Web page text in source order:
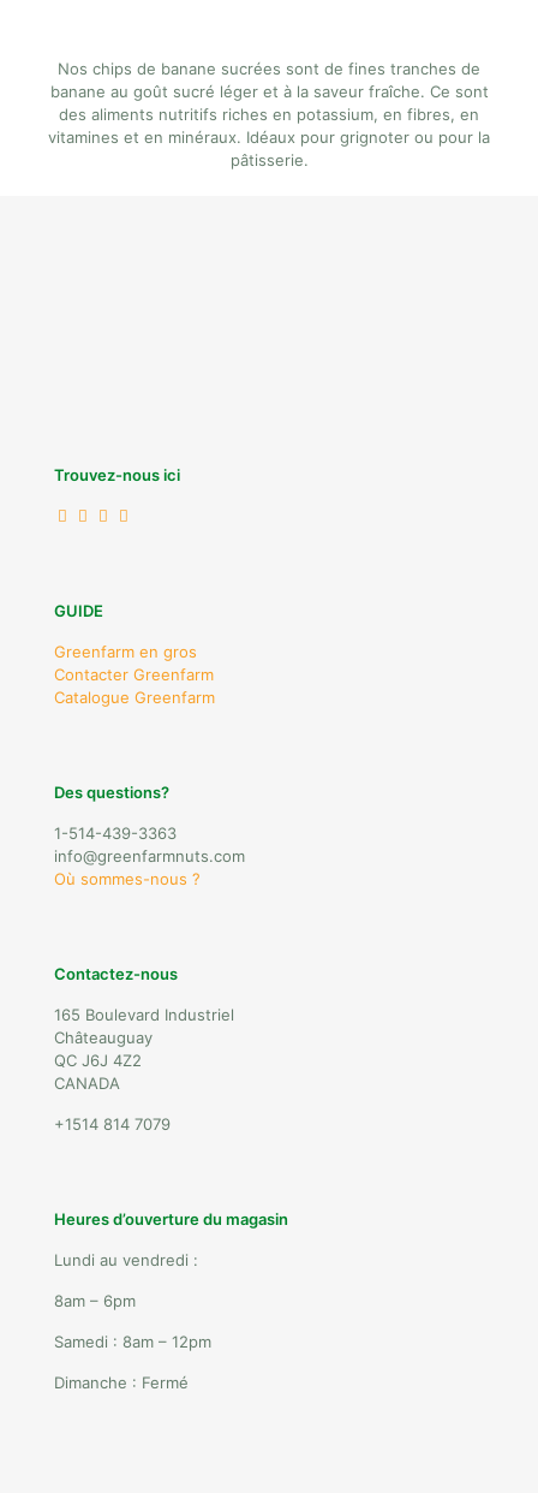
Nos chips de banane sucrées sont de fines tranches de
banane au goût sucré léger et à la saveur fraîche. Ce sont
des aliments nutritifs riches en potassium, en fibres, en
vitamines et en minéraux. Idéaux pour grignoter ou pour la
pâtisserie.
Trouvez-nous ici
GUIDE
Greenfarm en gros
Contacter Greenfarm
Catalogue Greenfarm
Des questions?
1-514-439-3363
info@greenfarmnuts.com
Où sommes-nous ?
Contactez-nous
165 Boulevard Industriel
Châteauguay
QC J6J 4Z2
CANADA
+1514 814 7079
Heures d’ouverture du magasin
Lundi au vendredi :
8am – 6pm
Samedi : 8am – 12pm
Dimanche : Fermé